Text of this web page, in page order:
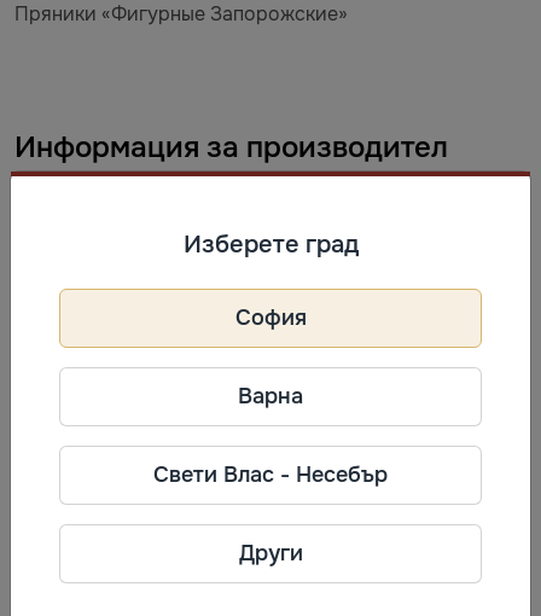
Пряники «Фигурные Запорожские»
Информация за производител
Телефон: +38 (044) 354 40 30
Адрес: ул. Межигорская, 83. Киев,
Украина, 02000
Често разглеждани
Изберете град
София
Варна
Свети Влас - Несебър
Други